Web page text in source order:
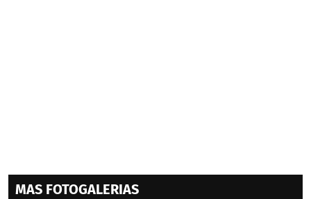
MAS FOTOGALERIAS